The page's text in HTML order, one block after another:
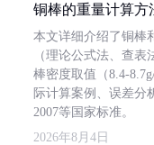
铜棒的重量计算方
本文详细介绍了铜棒
（理论公式法、查
棒密度取值（8.4-
际计算案例、误差分
2007等国家标准。
2026年8月4日